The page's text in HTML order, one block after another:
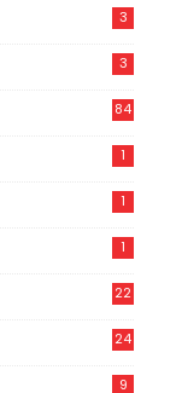
3
3
84
1
1
1
22
24
9